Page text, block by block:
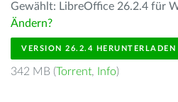
Gewählt: LibreOffice 26.2.4 für
Ändern?
VERSION 26.2.4 HERUNTERLADEN
342 MB (Torrent, Info)